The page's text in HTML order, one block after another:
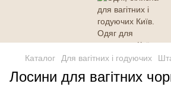
Каталог Для вагітних і годуючих
Лосини для вагітних